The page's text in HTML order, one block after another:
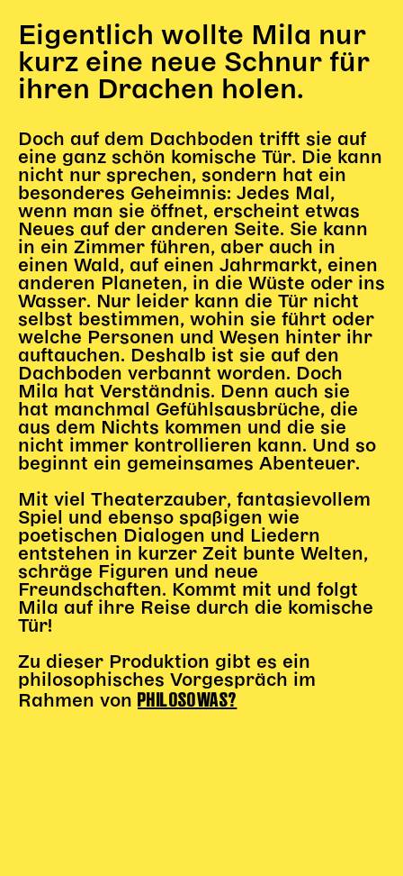
DIGITALE BÜHNE
Gl!tch4
Wem gehört die Bühne?
HAUS
Über Uns
Unser Blog
Team
Künstler*innen 2025/26
Bühnen + Studios
Leitlinien
Kulturpatenschaft
Partner*innen
20 Jahre Dschungel Wien
SERVICE
Karten + Preise
Anfahrt
Vermietung
Café
Newsletter
SPENDEN + FÖRDERN
Translate to English
SUCHESuchbegriffe
Eigentlich wollte Mila nur
kurz eine neue Schnur für
ihren Drachen holen.
Doch auf dem Dachboden trifft sie auf
eine ganz schön komische Tür. Die kann
nicht nur sprechen, sondern hat ein
besonderes Geheimnis: Jedes Mal,
wenn man sie öffnet, erscheint etwas
Neues auf der anderen Seite. Sie kann
in ein Zimmer führen, aber auch in
einen Wald, auf einen Jahrmarkt, einen
anderen Planeten, in die Wüste oder ins
Wasser. Nur leider kann die Tür nicht
selbst bestimmen, wohin sie führt oder
welche Personen und Wesen hinter ihr
auftauchen. Deshalb ist sie auf den
Dachboden verbannt worden. Doch
Mila hat Verständnis. Denn auch sie
hat manchmal Gefühlsausbrüche, die
aus dem Nichts kommen und die sie
nicht immer kontrollieren kann. Und so
beginnt ein gemeinsames Abenteuer.
Mit viel Theaterzauber, fantasievollem
Spiel und ebenso spaßigen wie
poetischen Dialogen und Liedern
entstehen in kurzer Zeit bunte Welten,
schräge Figuren und neue
Freundschaften. Kommt mit und folgt
Mila auf ihre Reise durch die komische
Tür!
Zu dieser Produktion gibt es ein
philosophisches Vorgespräch im
Rahmen von PHILOSOWAS?